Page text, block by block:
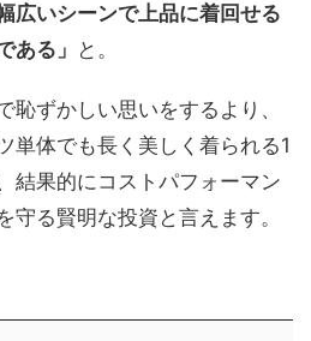
広いシーンで上品に着回せる
ある」 と。
恥ずかしい思いをするより、
単体でも長く美しく着られる1
結果的にコストパフォーマン
守る賢明な投資と言えます。